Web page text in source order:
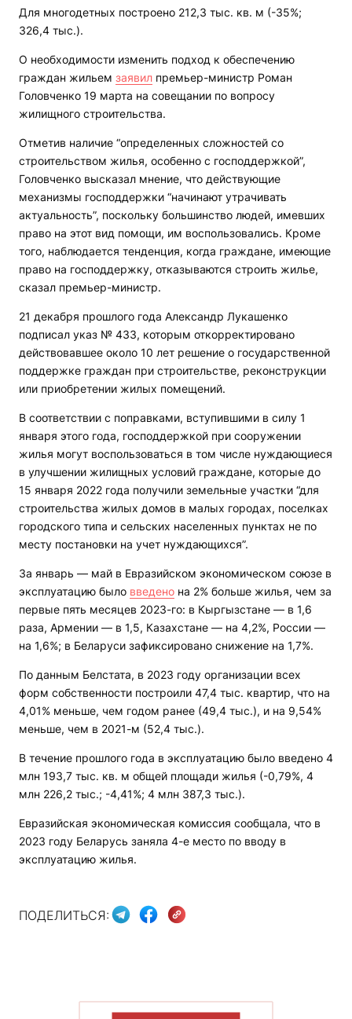
Для многодетных построено 212,3 тыс. кв. м (-35%;
326,4 тыс.).
О необходимости изменить подход к обеспечению
граждан жильем заявил премьер-министр Роман
Головченко 19 марта на совещании по вопросу
жилищного строительства.
Отметив наличие “определенных сложностей со
строительством жилья, особенно с господдержкой”,
Головченко высказал мнение, что действующие
механизмы господдержки “начинают утрачивать
актуальность”, поскольку большинство людей, имевших
право на этот вид помощи, им воспользовались. Кроме
того, наблюдается тенденция, когда граждане, имеющие
право на господдержку, отказываются строить жилье,
сказал премьер-министр.
21 декабря прошлого года Александр Лукашенко
подписал указ № 433, которым откорректировано
действовавшее около 10 лет решение о государственной
поддержке граждан при строительстве, реконструкции
или приобретении жилых помещений.
В соответствии с поправками, вступившими в силу 1
января этого года, господдержкой при сооружении
жилья могут воспользоваться в том числе нуждающиеся
в улучшении жилищных условий граждане, которые до
15 января 2022 года получили земельные участки “для
строительства жилых домов в малых городах, поселках
городского типа и сельских населенных пунктах не по
месту постановки на учет нуждающихся”.
За январь — май в Евразийском экономическом союзе в
эксплуатацию было введено на 2% больше жилья, чем за
первые пять месяцев 2023-го: в Кыргызстане — в 1,6
раза, Армении — в 1,5, Казахстане — на 4,2%, России —
на 1,6%; в Беларуси зафиксировано снижение на 1,7%.
По данным Белстата, в 2023 году организации всех
форм собственности построили 47,4 тыс. квартир, что на
4,01% меньше, чем годом ранее (49,4 тыс.), и на 9,54%
меньше, чем в 2021-м (52,4 тыс.).
В течение прошлого года в эксплуатацию было введено 4
млн 193,7 тыс. кв. м общей площади жилья (-0,79%, 4
млн 226,2 тыс.; -4,41%; 4 млн 387,3 тыс.).
Евразийская экономическая комиссия сообщала, что в
2023 году Беларусь заняла 4-е место по вводу в
эксплуатацию жилья.
ПОДЕЛИТЬСЯ: